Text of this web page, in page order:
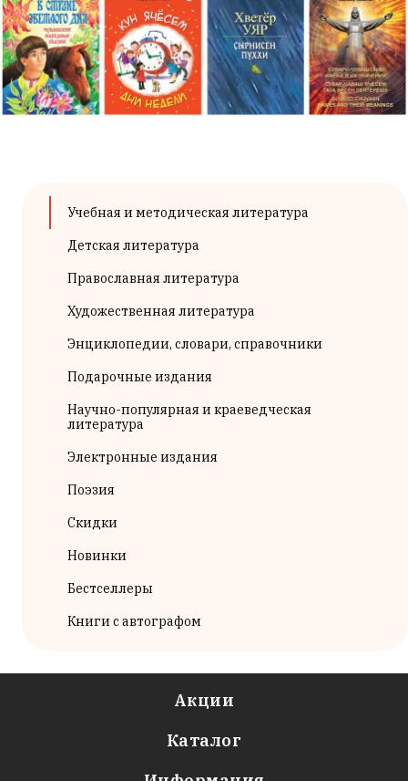
Учебная и методическая литература
Детская литература
Православная литература
Художественная литература
Энциклопедии, словари, справочники
Подарочные издания
Научно-популярная и краеведческая
литература
Электронные издания
Поэзия
Скидки
Новинки
Бестселлеры
Книги с автографом
Акции
Каталог